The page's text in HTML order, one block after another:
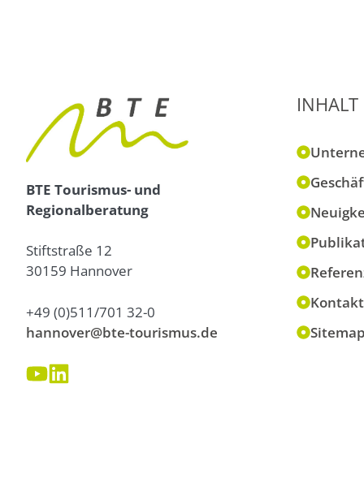
BTE Tourismus- und
Regionalberatung
Stiftstraße 12
30159 Hannover
+49 (0)511/701 32-0
hannover@bte-tourismus.de
INHALT
Kontakt
Sitemap